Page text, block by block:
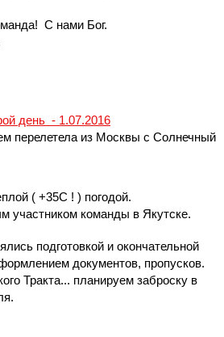
С нами Бог.
день  - 1.07.2016
перелетела из Москвы с Солнечный
( +35С ! ) погодой.
участником команды в Якутске.
подготовкой и окончательной
документов, пропусков.
Тракта... планируем заброску в